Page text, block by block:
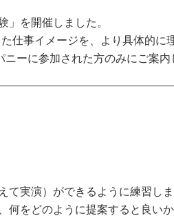
」を開催しました。
仕事イメージを、より具体的に
ーに参加された方のみにご案内
て実演）ができるように練習しま
をどのように提案すると良い